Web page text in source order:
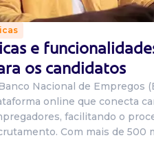
e
os candidatos
Nacional de Empregos
online que conecta
facilitando o
Com mais de 500